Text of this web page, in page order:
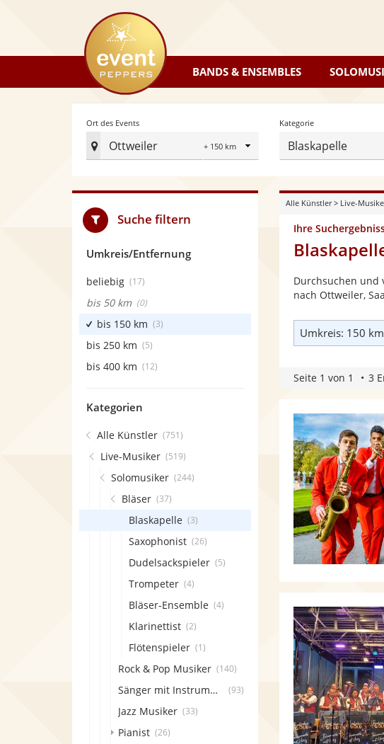
eventpeppers
BANDS & ENSEMBLES
Ort des Events
Ottweiler
Radius
Ort
Events
festlegen
Kategorie
Blaskapelle
Alle Künstler> Live-
Ihre
Durchsuchen und
nach Ottweiler,
Umkreis: 150 km
Seite 1 von 1 3
Suche filtern
Umkreis/Entfernung
beliebig (17)
bis 50 km (0)
bis 150 km (3)
bis 250 km (5)
bis 400 km (12)
Kategorien
Alle Künstler (751)
Live-Musiker (519)
Solomusiker (244)
Bläser (37)
Blaskapelle (3)
Saxophonist (26)
Dudelsackspieler (5)
Trompeter (4)
Bläser-Ensemble (4)
Klarinettist (2)
Flötenspieler (1)
Rock & Pop Musiker (140)
Sänger mit Instrument (93)
Jazz Musiker (33)
Pianist (26)